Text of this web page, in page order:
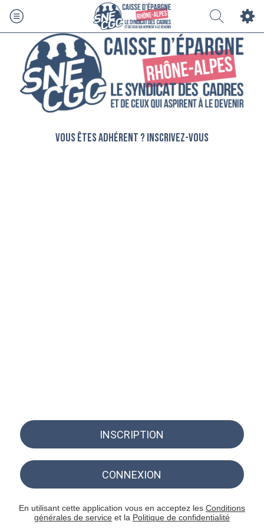
Vous êtes adhérent ? Inscrivez-vous
INSCRIPTION
CONNEXION
En utilisant cette application vous en acceptez les Conditions
générales de service et la Politique de confidentialité